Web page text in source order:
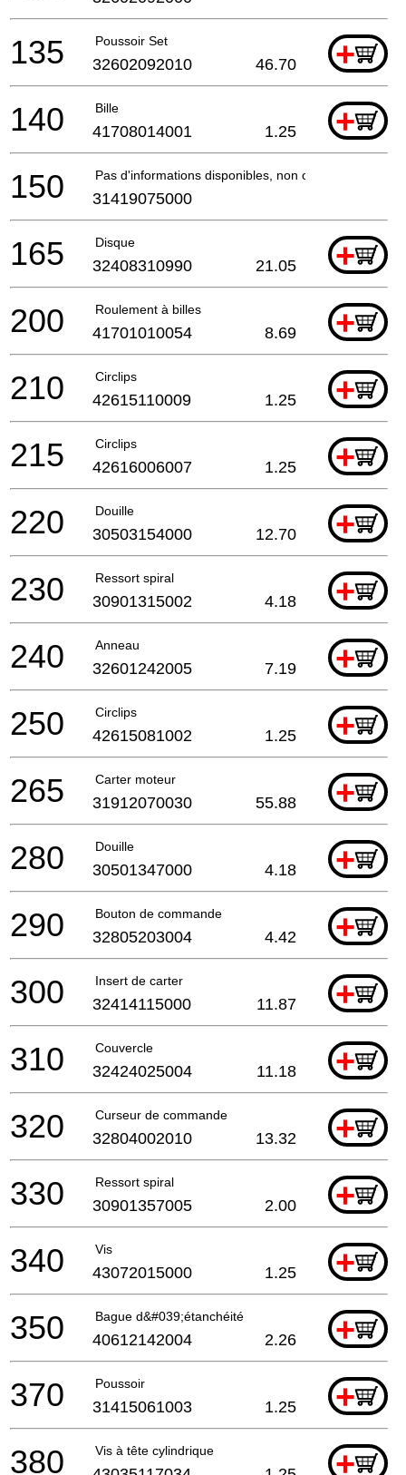
Poussoir Set +
135 32602092010 46.70
Bille +
140 41708014001 1.25
Pas d'informations disponibles, non commandable
150 31419075000
Disque +
165 32408310990 21.05
Roulement à billes +
200 41701010054 8.69
Circlips +
210 42615110009 1.25
Circlips +
215 42616006007 1.25
Douille +
220 30503154000 12.70
Ressort spiral +
230 30901315002 4.18
Anneau +
240 32601242005 7.19
Circlips +
250 42615081002 1.25
Carter moteur +
265 31912070030 55.88
Douille +
280 30501347000 4.18
Bouton de commande +
290 32805203004 4.42
Insert de carter +
300 32414115000 11.87
Couvercle +
310 32424025004 11.18
Curseur de commande +
320 32804002010 13.32
Ressort spiral +
330 30901357005 2.00
Vis +
340 43072015000 1.25
Bague d&#039;étanchéité +
350 40612142004 2.26
Poussoir +
370 31415061003 1.25
Vis à tête cylindrique +
380